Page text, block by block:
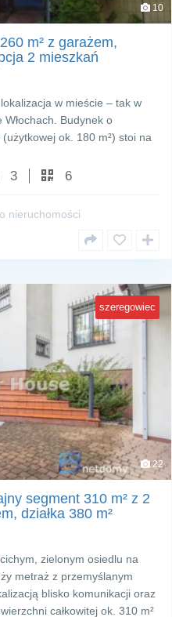
10
m² z garażem,
2 mieszkań
w mieście – tak w
Budynek o
(użytkowej ok. 180 m²) stoi na
3 6
nieruchomości
szeregowiec
22
segment 310 m² z 2
działka 380 m²
zielonym osiedlu na
metraż z przemyślanym
blisko komunikacji oraz
całkowitej ok. 310 m²